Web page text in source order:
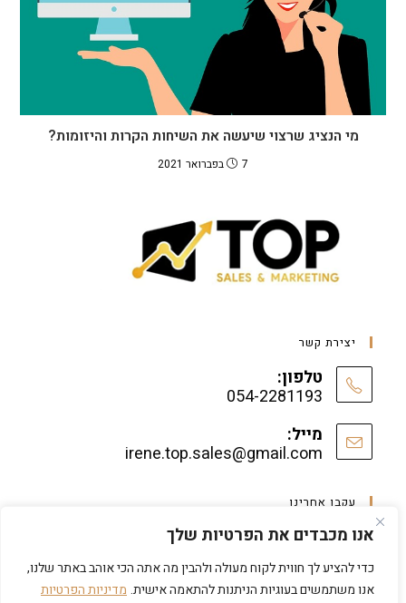
אנו מכבדים את הפרטיות שלך
כדי להציע לך חווית לקוח מעולה ולהבין מה אתה הכי אוהב באתר שלנו,
אנו משתמשים בעוגיות הניתנות להתאמה אישית. מדיניות הפרטיות
מי הנציג שרצוי שיעשה את השיחות הקרות והיזומות?
7 בפברואר 2021
יצירת קשר
טלפון:
054-2281193
מייל:
irene.top.sales@gmail.com
עקבו אחרינו